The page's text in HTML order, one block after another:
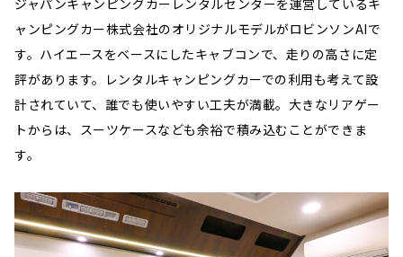
ャンピングカー株式会社のオリジナルモデルがロビンソンAIで
す。ハイエースをベースにしたキャブコンで、走りの高さに定
評があります。レンタルキャンピングカーでの利用も考えて設
計されていて、誰でも使いやすい工夫が満載。大きなリアゲー
トからは、スーツケースなども余裕で積み込むことができま
す。